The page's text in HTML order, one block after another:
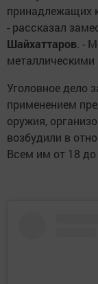
принадлежащих
- рассказал
Шайхаттаров. -
металлическими
Уголовное дело
применением
оружия,
возбудили в
Всем им от 18 до